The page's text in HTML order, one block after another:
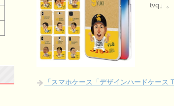
tvq」
「スマホケース「デザインハードケー